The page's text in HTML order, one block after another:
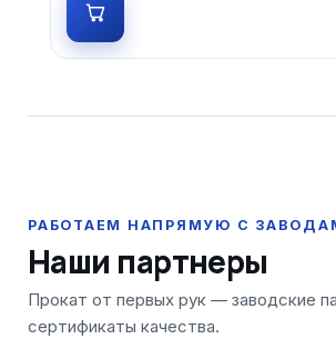
Наши партнеры